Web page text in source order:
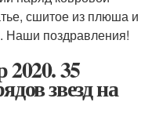
сшитое из плюша и
поздравления!
35
звезд на